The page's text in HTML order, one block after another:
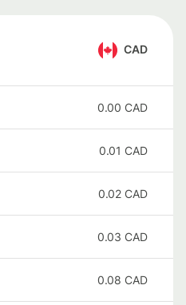
CAD
0.00 CAD
0.01 CAD
0.02 CAD
0.03 CAD
0.08 CAD